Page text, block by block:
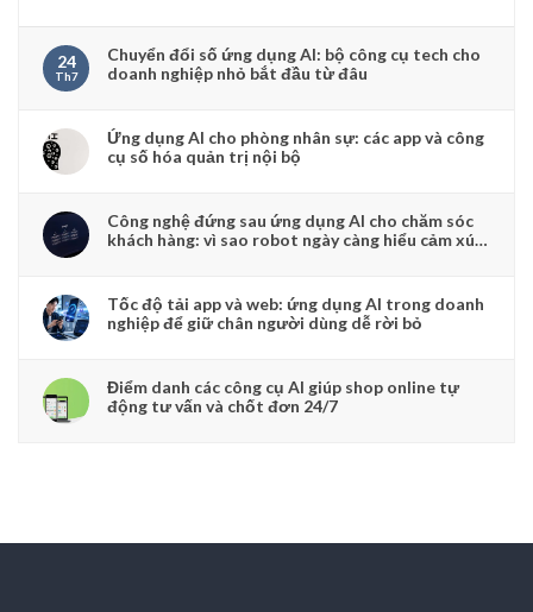
24
Th7
Chuyển đổi số ứng dụng AI: bộ công cụ tech cho
doanh nghiệp nhỏ bắt đầu từ đâu
Ứng dụng AI cho phòng nhân sự: các app và công
cụ số hóa quản trị nội bộ
Công nghệ đứng sau ứng dụng AI cho chăm sóc
khách hàng: vì sao robot ngày càng hiểu cảm xúc
Tốc độ tải app và web: ứng dụng AI trong doanh
nghiệp để giữ chân người dùng dễ rời bỏ
Điểm danh các công cụ AI giúp shop online tự
động tư vấn và chốt đơn 24/7